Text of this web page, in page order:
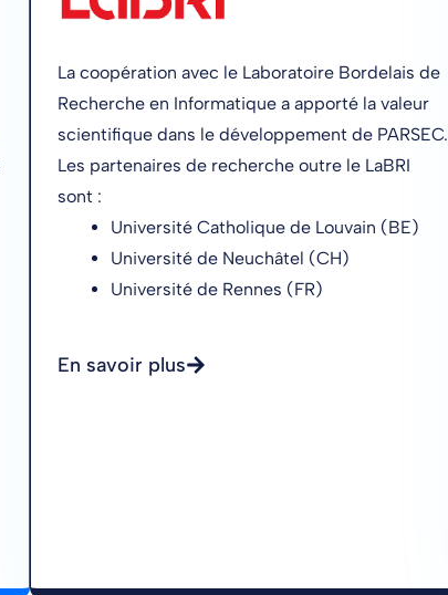
La coopération avec le Laboratoire Bordelais de
Recherche en Informatique a apporté la valeur
scientifique dans le développement de PARSEC.
Les partenaires de recherche outre le LaBRI
sont :
Université Catholique de Louvain (BE)
Université de Neuchâtel (CH)
Université de Rennes (FR)
En savoir plus